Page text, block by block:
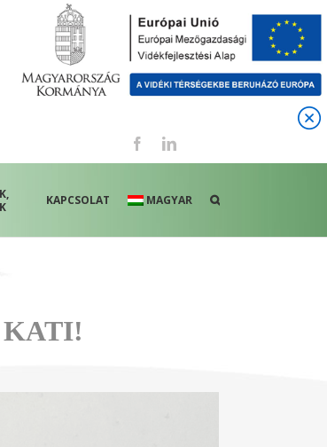
FacebookLinkedIn
KAPCSOLAT MAGYAR
KATI!